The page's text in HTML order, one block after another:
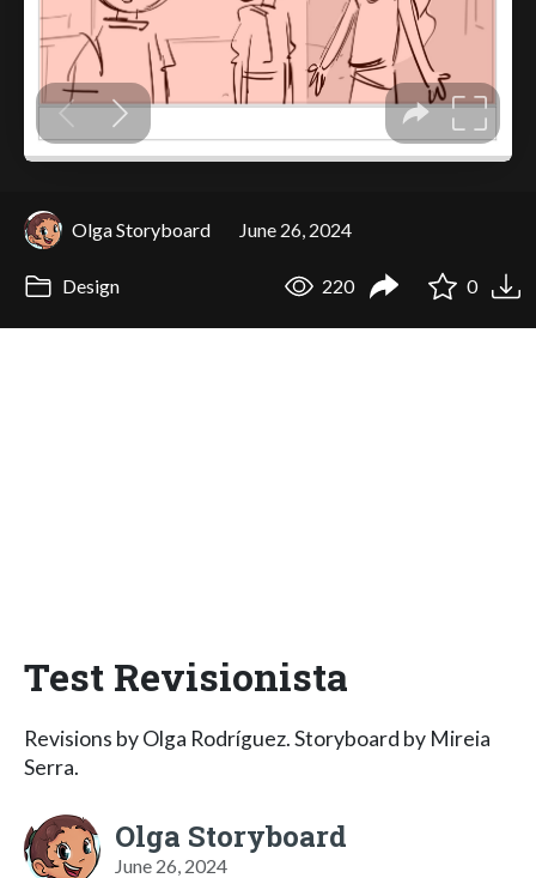
Olga Storyboard June 26, 2024
Design 220 0
Test Revisionista
Revisions by Olga Rodríguez. Storyboard by Mireia
Serra.
Olga Storyboard
June 26, 2024